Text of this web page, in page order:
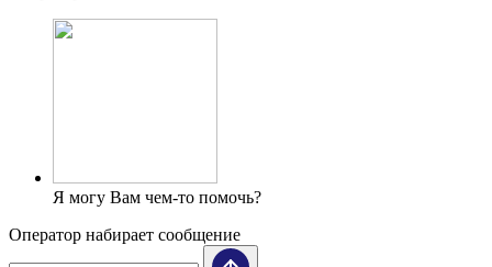
Я могу Вам чем-то помочь?
Оператор набирает сообщение